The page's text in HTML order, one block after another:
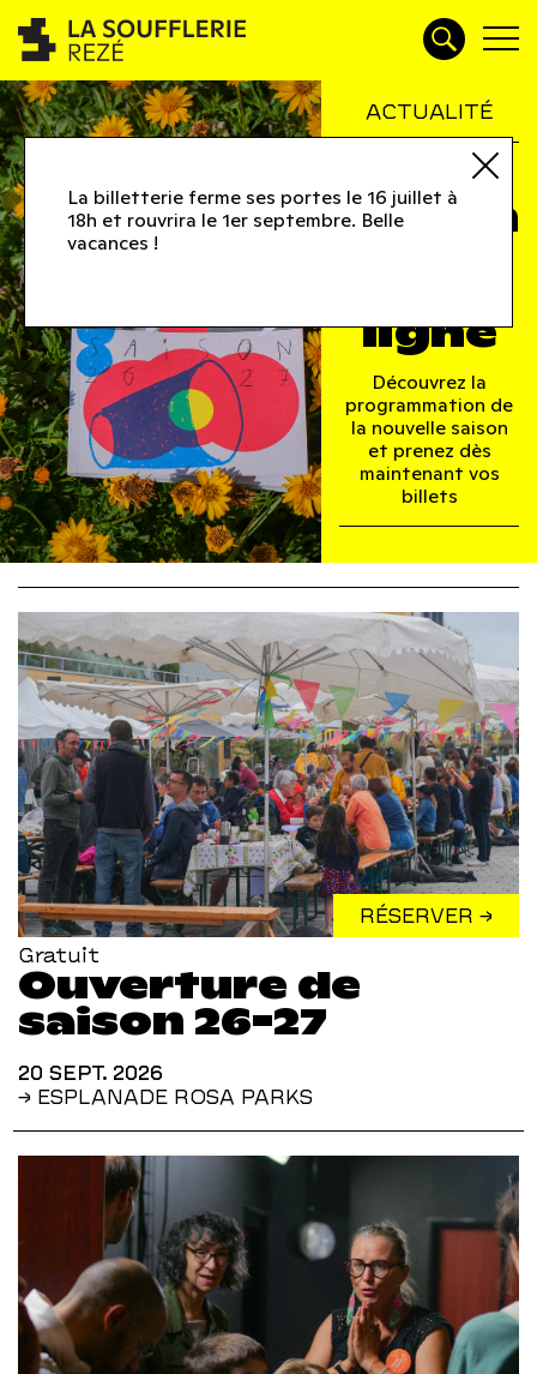
La billetterie ferme ses portes le 16 juillet à
18h et rouvrira le 1er septembre. Belle
vacances !
ACTUALITÉ
La
saison
ligne
Découvrez la
programmation de
la nouvelle saison
et prenez dès
maintenant vos
billets
RÉSERVER →
Gratuit
Ouverture de
saison 26-27
20 SEPT. 2026
→ ESPLANADE ROSA PARKS